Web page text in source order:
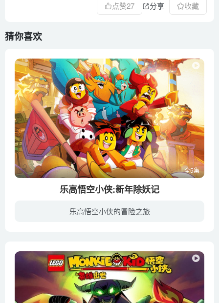
点赞27 分享 收藏
猜你喜欢
全5集
乐高悟空小侠:新年除妖记
乐高悟空小侠的冒险之旅